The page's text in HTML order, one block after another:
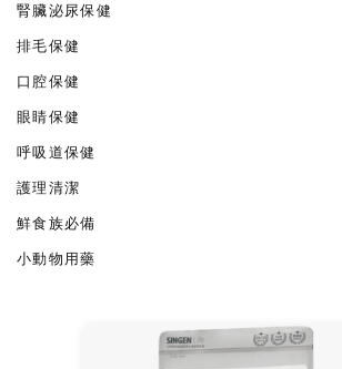
腎臟泌尿保健
排毛保健
口腔保健
眼睛保健
呼吸道保健
護理清潔
鮮食族必備
小動物用藥